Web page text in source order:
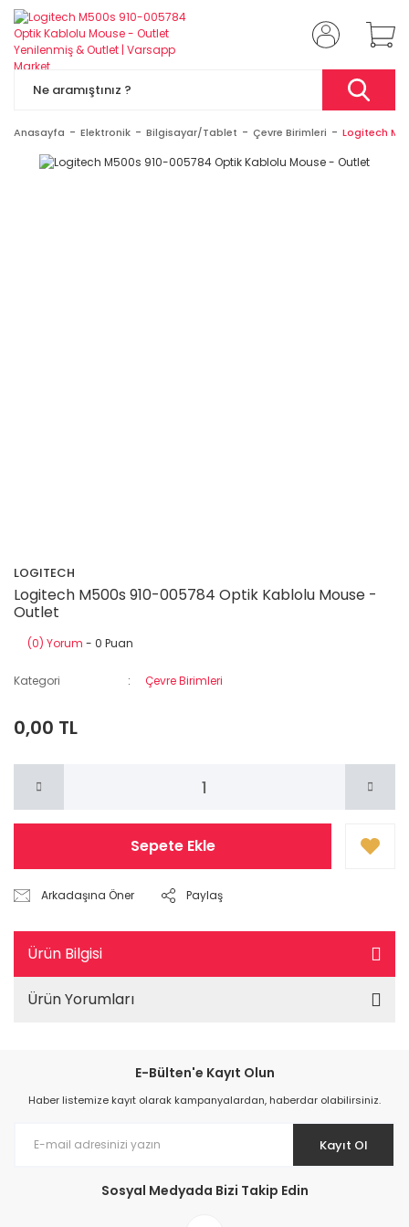
Anasayfa Elektronik Bilgisayar/Tablet Çevre Birimleri Logitech
LOGITECH
Logitech M500s 910-005784 Optik Kablolu Mouse -
Outlet
(0) Yorum - 0 Puan
Kategori Çevre Birimleri
0,00 TL
Sepete Ekle
Arkadaşına Öner Paylaş
Ürün Bilgisi
Ürün Yorumları
E-Bülten'e Kayıt Olun
Haber listemize kayıt olarak kampanyalardan, haberdar olabilirsiniz.
Kayıt Ol
Sosyal Medyada Bizi Takip Edin